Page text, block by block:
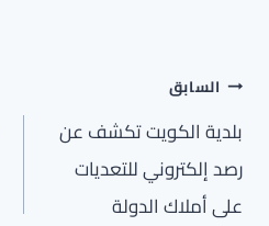
تصفّح
المقالات
السابق
بلدية الكويت تكشف عن
رصد إلكتروني للتعديات
على أملاك الدولة